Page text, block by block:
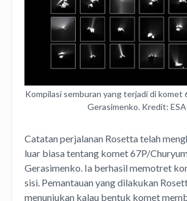
Kompilasi semburan yang terjadi di komet
Gerasimenko. Kredit: ESA
Catatan perjalanan Rosetta telah
luar biasa tentang komet 67P/
Gerasimenko. Ia berhasil memotret
sisi. Pemantauan yang dilakukan
menunjukan kalau bentuk komet